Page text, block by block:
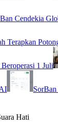
Cendekia
Terapkan
1 Juli
Hati